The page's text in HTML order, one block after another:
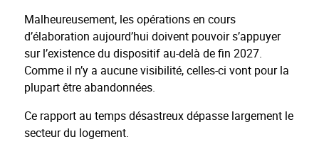
Malheureusement, les opérations en cours
d’élaboration aujourd’hui doivent pouvoir s’appuyer
sur l’existence du dispositif au-delà de fin 2027.
Comme il n’y a aucune visibilité, celles-ci vont pour la
plupart être abandonnées.
Ce rapport au temps désastreux dépasse largement le
secteur du logement.